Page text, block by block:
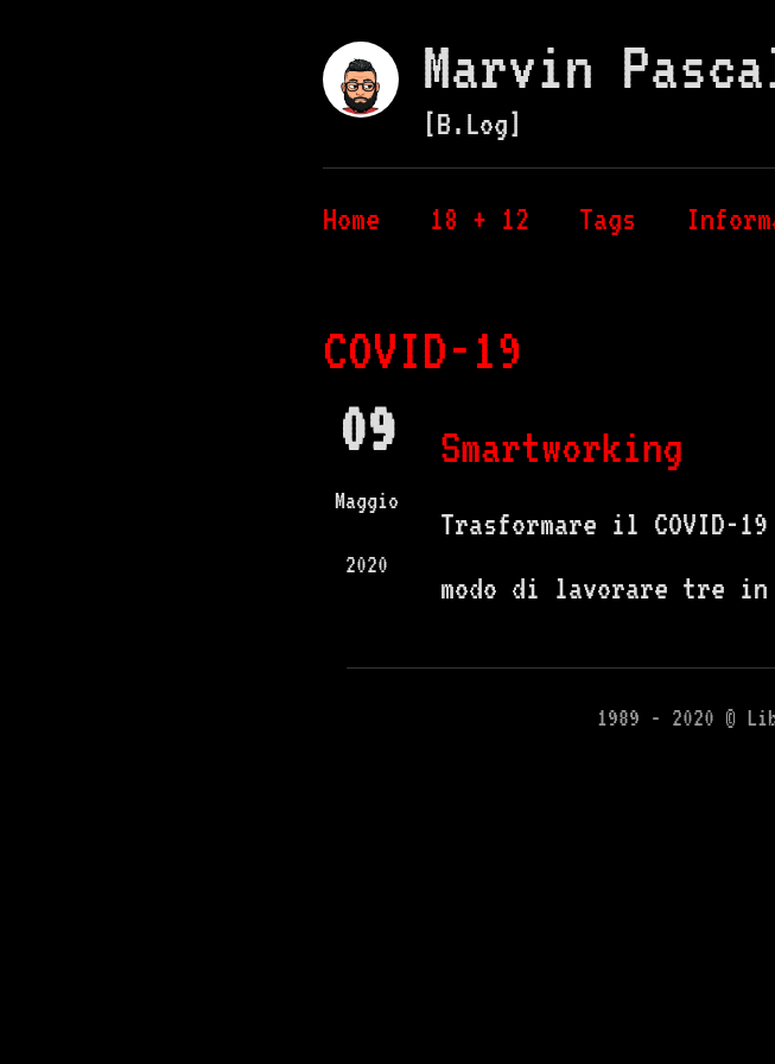
Marvin
[B.Log]
Home 18 + 12 Tags
COVID-19
09
Maggio
2020
Smartworking
Trasformare il
modo di lavorare tre in
1989 - 2020 ©